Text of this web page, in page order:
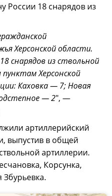
России 18 снарядов из
Херсонской области.
снарядов из ствольной
Херсонской
Каховка — 7; Новая
— 2", —
артиллерийский
выпустив в общей
артиллерии.
Корсунка,